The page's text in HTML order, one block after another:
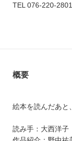
TEL 076-220-2801
概要
絵本を読んだあと
読み手：大西洋子